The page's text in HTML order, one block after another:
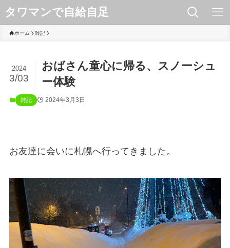
タワマンで自給自足
ホーム 雑記
おばさん童心に帰る、スノーシュ
ー体験
2024
3/03
雑記 2024年3月3日
お友達に会いに札幌へ行ってきました。